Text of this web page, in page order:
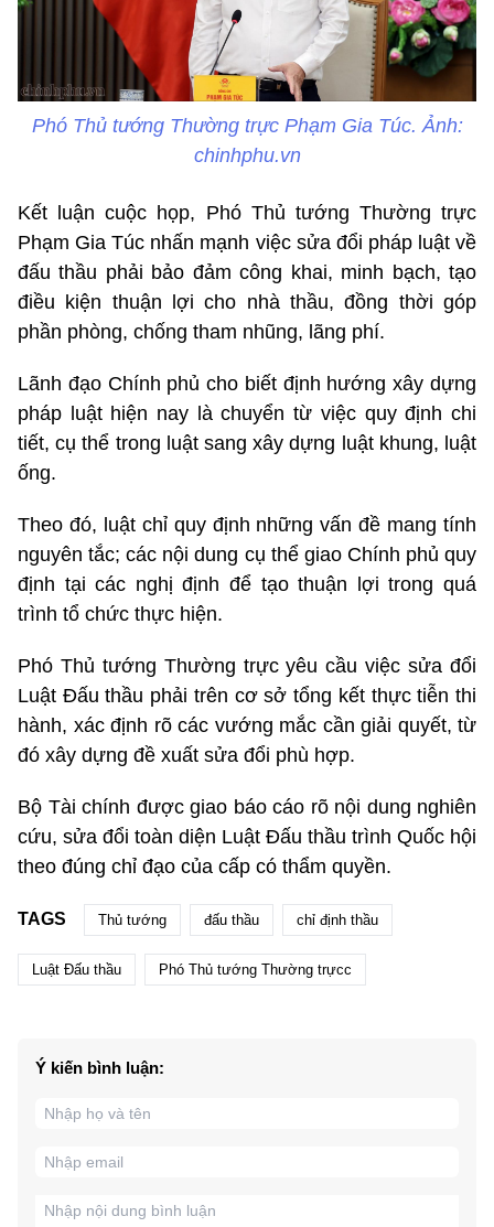
Phó Thủ tướng Thường trực Phạm Gia Túc. Ảnh:
chinhphu.vn
Kết luận cuộc họp, Phó Thủ tướng Thường trực
Phạm Gia Túc nhấn mạnh việc sửa đổi pháp luật về
đấu thầu phải bảo đảm công khai, minh bạch, tạo
điều kiện thuận lợi cho nhà thầu, đồng thời góp
phần phòng, chống tham nhũng, lãng phí.
Lãnh đạo Chính phủ cho biết định hướng xây dựng
pháp luật hiện nay là chuyển từ việc quy định chi
tiết, cụ thể trong luật sang xây dựng luật khung, luật
ống.
Theo đó, luật chỉ quy định những vấn đề mang tính
nguyên tắc; các nội dung cụ thể giao Chính phủ quy
định tại các nghị định để tạo thuận lợi trong quá
trình tổ chức thực hiện.
Phó Thủ tướng Thường trực yêu cầu việc sửa đổi
Luật Đấu thầu phải trên cơ sở tổng kết thực tiễn thi
hành, xác định rõ các vướng mắc cần giải quyết, từ
đó xây dựng đề xuất sửa đổi phù hợp.
Bộ Tài chính được giao báo cáo rõ nội dung nghiên
cứu, sửa đổi toàn diện Luật Đấu thầu trình Quốc hội
theo đúng chỉ đạo của cấp có thẩm quyền.
TAGS Thủ tướng đấu thầu chỉ định thầu
Luật Đấu thầu Phó Thủ tướng Thường trựcc
Ý kiến bình luận: